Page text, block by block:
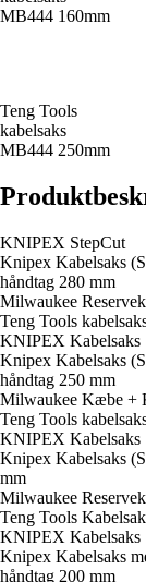
MB444 160mm
Teng Tools
kabelsaks
MB444 250mm
KNIPEX StepCut
Knipex Kabelsaks
håndtag 280 mm
Milwaukee
Teng Tools
KNIPEX Kabelsaks
Knipex Kabelsaks
håndtag 250 mm
Milwaukee Kæbe +
Teng Tools
KNIPEX Kabelsaks
Knipex Kabelsaks
mm
Milwaukee
Teng Tools
KNIPEX Kabelsaks
Knipex Kabelsaks
håndtag 200 mm